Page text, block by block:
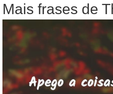
Mais frases de